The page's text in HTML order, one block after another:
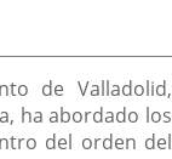
externa.
de Valladolid,
ha abordado los
del orden del